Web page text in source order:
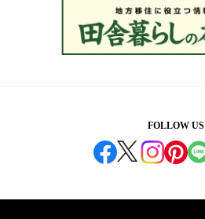
FOLLOW US